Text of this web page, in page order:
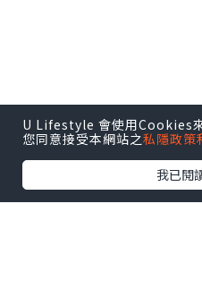
U Lifestyle 會使用Cookies
您同意接受本網站之私隱政策
我已閱